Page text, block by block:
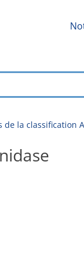
de la classification